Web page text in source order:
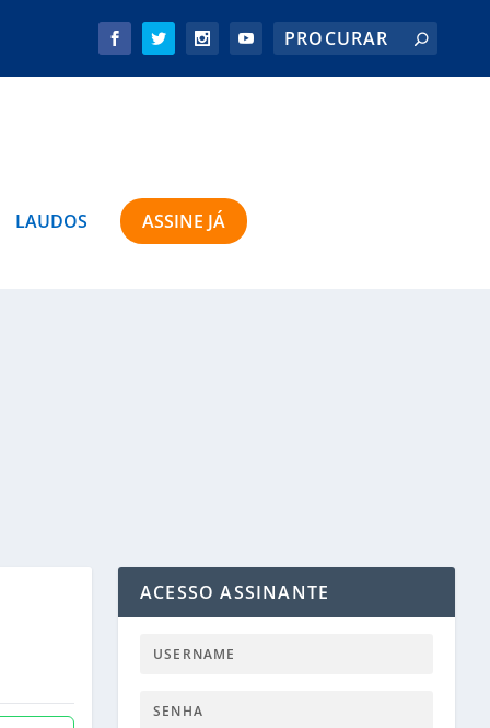
LAUDOS ASSINE JÁ
ACESSO ASSINANTE